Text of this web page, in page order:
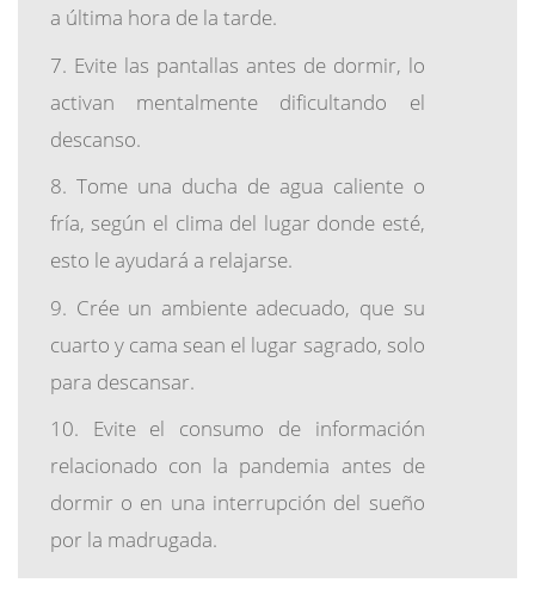
a última hora de la tarde.
Evite las pantallas antes de dormir, lo
activan mentalmente dificultando el
descanso.
Tome una ducha de agua caliente o
fría, según el clima del lugar donde esté,
esto le ayudará a relajarse.
Crée un ambiente adecuado, que su
cuarto y cama sean el lugar sagrado, solo
para descansar.
Evite el consumo de información
relacionado con la pandemia antes de
dormir o en una interrupción del sueño
por la madrugada.